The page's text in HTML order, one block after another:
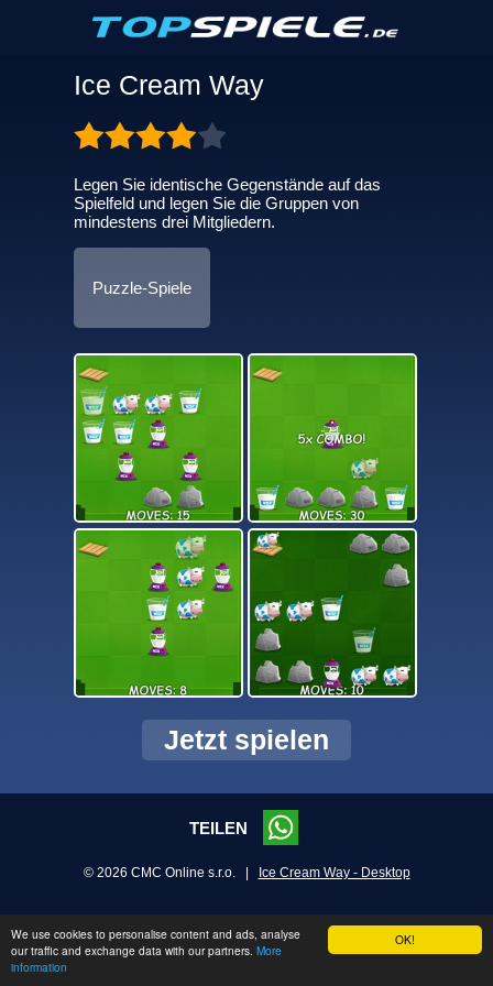
OK!
We use cookies to personalise content and ads, analyse
our traffic and exchange data with our partners. More
information
Ice Cream Way
Legen Sie identische Gegenstände auf das
Spielfeld und legen Sie die Gruppen von
mindestens drei Mitgliedern.
Puzzle-Spiele
Jetzt spielen
TEILEN
© 2026 CMC Online s.r.o. | Ice Cream Way - Desktop